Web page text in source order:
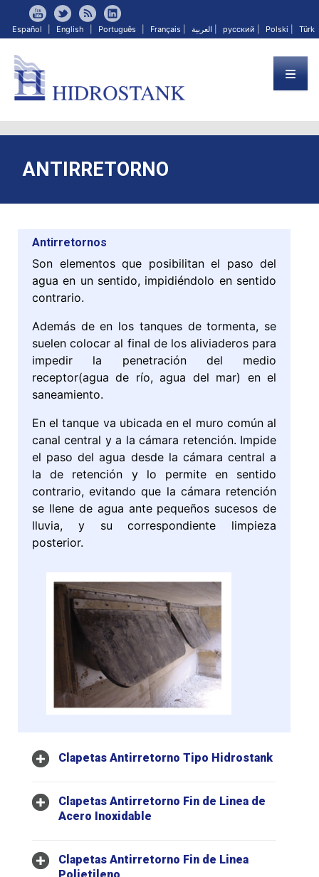
Español English Português Français العربية русский Polski Türk
ANTIRRETORNO
Antirretornos
Son elementos que posibilitan el paso del
agua en un sentido, impidiéndolo en sentido
contrario.
Además de en los tanques de tormenta, se
suelen colocar al final de los aliviaderos para
impedir la penetración del medio
receptor(agua de río, agua del mar) en el
saneamiento.
En el tanque va ubicada en el muro común al
canal central y a la cámara retención. Impide
el paso del agua desde la cámara central a
la de retención y lo permite en sentido
contrario, evitando que la cámara retención
se llene de agua ante pequeños sucesos de
lluvia, y su correspondiente limpieza
posterior.
Clapetas Antirretorno Tipo Hidrostank
Clapetas Antirretorno Fin de Linea de
Acero Inoxidable
Clapetas Antirretorno Fin de Linea